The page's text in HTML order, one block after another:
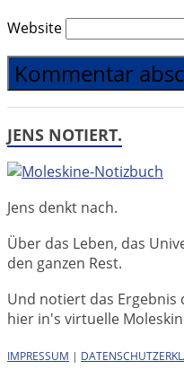
Website
JENS NOTIERT.
Jens denkt nach.
Über das Leben, das
den ganzen Rest.
Und notiert das Ergebnis
hier in's virtuelle
IMPRESSUM |